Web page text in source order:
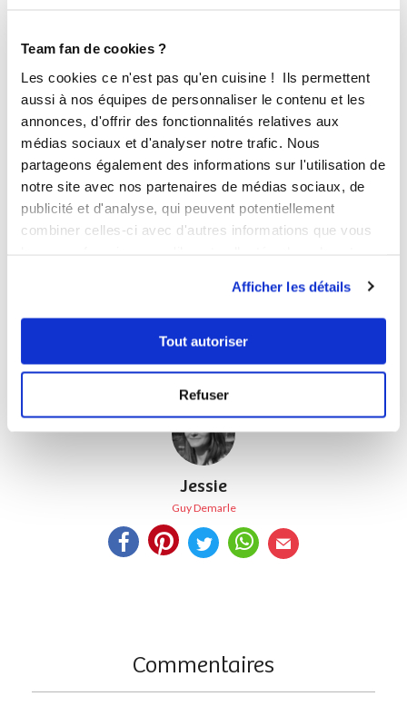
Team fan de cookies ?
Les cookies ce n'est pas qu'en cuisine ! Ils permettent
aussi à nos équipes de personnaliser le contenu et les
annonces, d'offrir des fonctionnalités relatives aux
médias sociaux et d'analyser notre trafic. Nous
partageons également des informations sur l'utilisation de
notre site avec nos partenaires de médias sociaux, de
publicité et d'analyse, qui peuvent potentiellement
combiner celles-ci avec d'autres informations que vous
Afficher les détails
Tout autoriser
Refuser
Des recettes qui changent des crêpes !
Besoin d’inspiration pour revisiter vos crêpes ou
galettes ? Voici notresélection de recettes
A quelle sauce vos crêpes vont-elles être
mangées ? Dites-nous tout dans les
commentaires !
Jessie
Guy Demarle
Commentaires